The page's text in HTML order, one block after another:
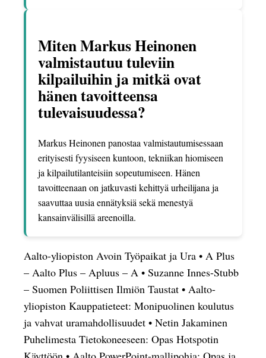
Miten Markus Heinonen
valmistautuu tuleviin
kilpailuihin ja mitkä ovat
hänen tavoitteensa
tulevaisuudessa?
Markus Heinonen panostaa valmistautumisessaan
erityisesti fyysiseen kuntoon, tekniikan hiomiseen
ja kilpailutilanteisiin sopeutumiseen. Hänen
tavoitteenaan on jatkuvasti kehittyä urheilijana ja
saavuttaa uusia ennätyksiä sekä menestyä
kansainvälisillä areenoilla.
Aalto-yliopiston Avoin Työpaikat ja Ura • A Plus
– Aalto Plus – Apluus – A • Suzanne Innes-Stubb
– Suomen Poliittisen Ilmiön Taustat • Aalto-
yliopiston Kauppatieteet: Monipuolinen koulutus
ja vahvat uramahdollisuudet • Netin Jakaminen
Puhelimesta Tietokoneeseen: Opas Hotspotin